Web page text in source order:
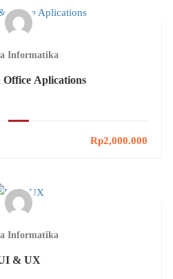
Informatika
Aplications
Rp2,000.000
Informatika
& UX